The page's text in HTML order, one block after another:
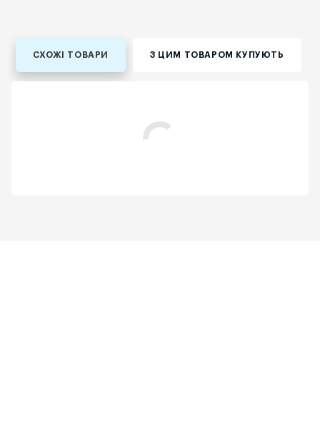
СХОЖІ ТОВАРИ З ЦИМ ТОВАРОМ КУПУЮТЬ